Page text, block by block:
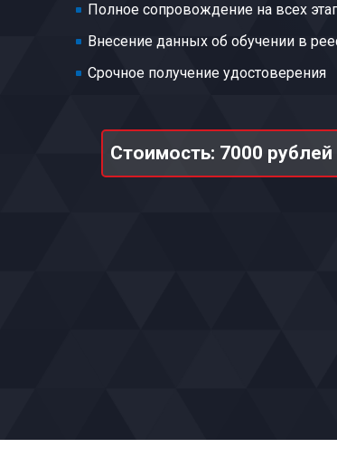
Полное сопровождение на всех
Внесение данных об обучении в
Срочное получение удостоверения
Стоимость: 7000 рублей